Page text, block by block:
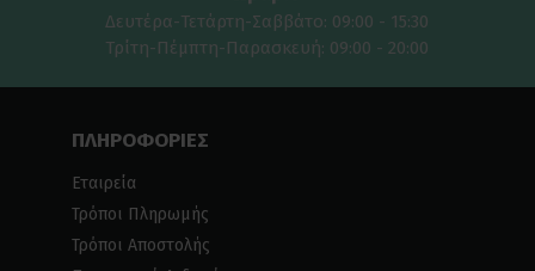
Δευτέρα-Τετάρτη-Σαββάτο: 09:00 - 15:30
Τρίτη-Πέμπτη-Παρασκευή: 09:00 - 20:00
ΠΛΗΡΟΦΟΡΙΕΣ
Εταιρεία
Τρόποι Πληρωμής
Τρόποι Αποστολής